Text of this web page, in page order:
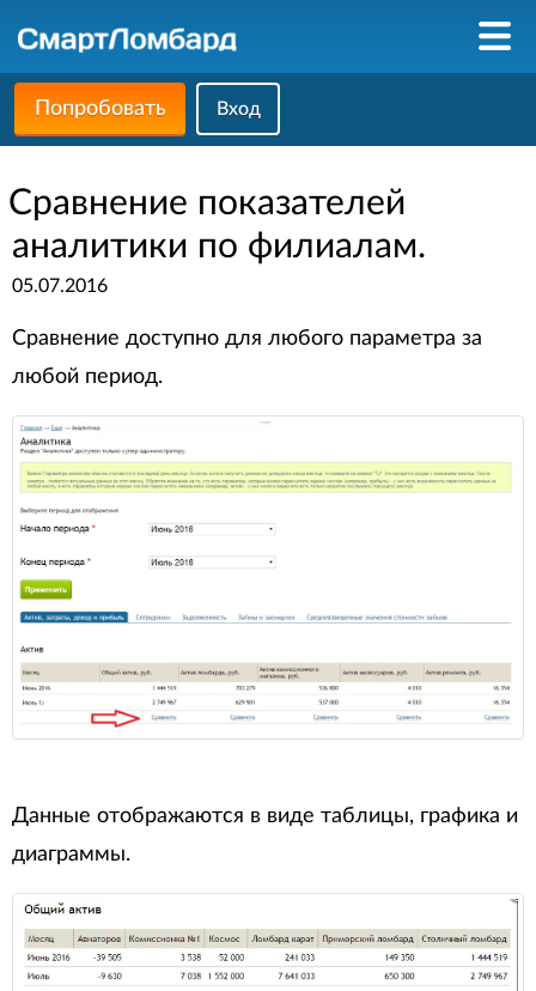
Попробовать Вход
Сравнение показателей
аналитики по филиалам.
05.07.2016
Сравнение доступно для любого параметра за
любой период.
Данные отображаются в виде таблицы, графика и
диаграммы.